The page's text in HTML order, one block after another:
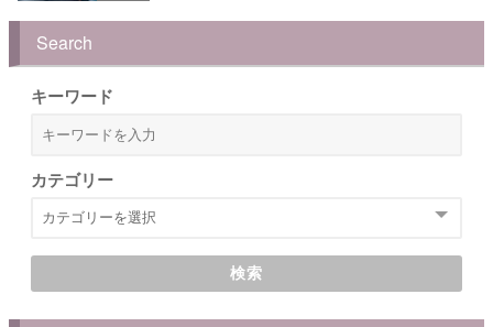
Search
キーワード
カテゴリー
検索